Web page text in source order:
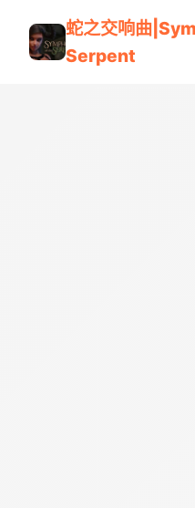
蛇之交响曲
Serpent